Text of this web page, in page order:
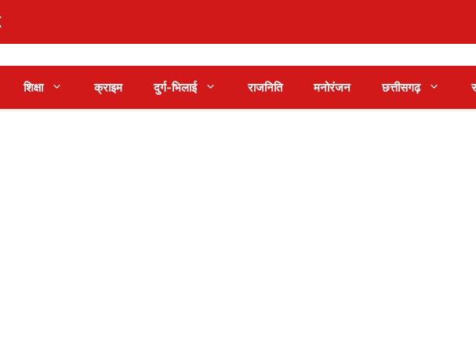
शिक्षा क्राइम दुर्ग-भिलाई राजनिति मनोरंजन छत्तीसगढ़